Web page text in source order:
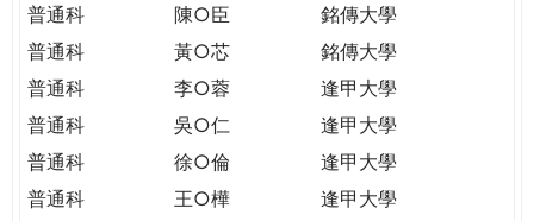
普通科
陳○臣
銘傳大學
普通科
黃○芯
銘傳大學
普通科
李○蓉
逢甲大學
普通科
吳○仁
逢甲大學
普通科
徐○倫
逢甲大學
普通科
王○樺
逢甲大學